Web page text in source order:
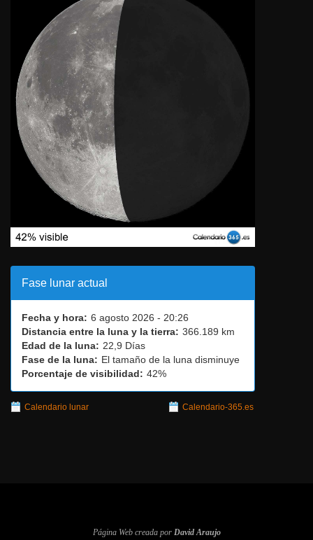
Fase lunar actual
Fecha y hora: 6 agosto 2026 - 20:26
Distancia entre la luna y la tierra: 366.189 km
Edad de la luna: 22,9 Días
Fase de la luna: El tamaño de la luna disminuye
Porcentaje de visibilidad: 42%
Calendario lunar Calendario-365.es
Página Web creada porDavid Araujo